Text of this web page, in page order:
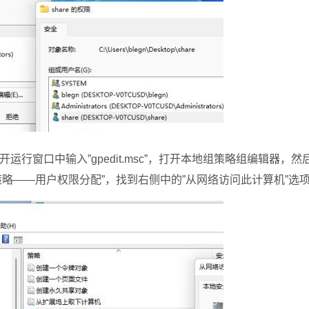
行窗口中输入”gpedit.msc”，打开本地组策略组编辑器，然
用户权限分配”，找到右侧中的”从网络访问此计算机”选